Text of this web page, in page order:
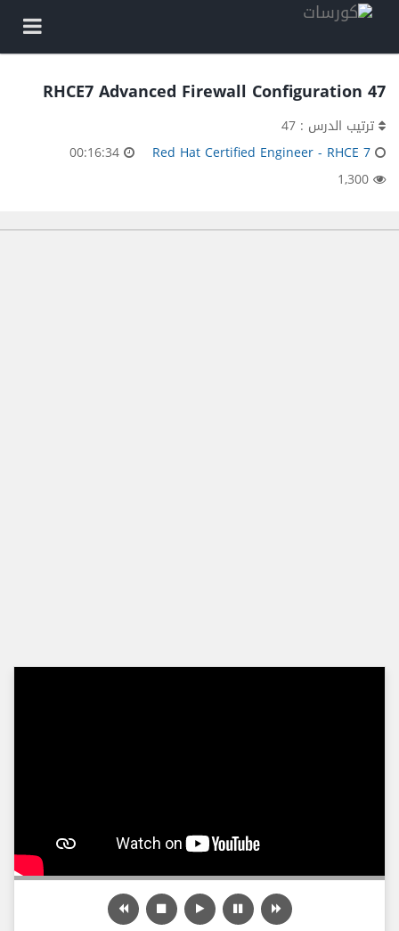
47 RHCE7 Advanced Firewall Configuration
ترتيب الدرس : 47
Red Hat Certified Engineer - RHCE 7